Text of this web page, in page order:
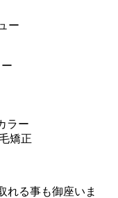
ー
ラー
矯正
れる事も御座いま